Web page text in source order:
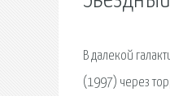
В далекой
(1997) через